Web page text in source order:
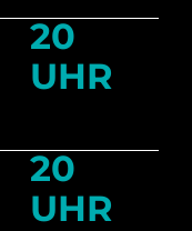
20
UHR
20
UHR